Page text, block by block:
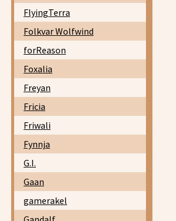
FlyingTerra
Folkvar Wolfwind
forReason
Foxalia
Freyan
Fricia
Friwali
Fynnja
G.I.
Gaan
gamerakel